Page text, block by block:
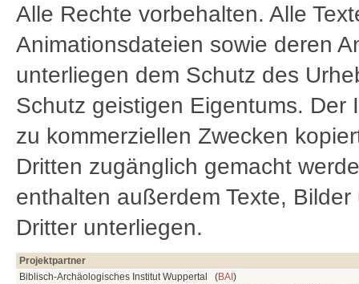
Alle Rechte vorbehalten. Alle
Animationsdateien sowie deren
unterliegen dem Schutz des
Schutz geistigen Eigentums.
zu kommerziellen Zwecken
Dritten zugänglich gemacht
enthalten außerdem Texte,
Dritter unterliegen.
Projektpartner
Biblisch-Archäologisches Institut Wuppertal (BAI)